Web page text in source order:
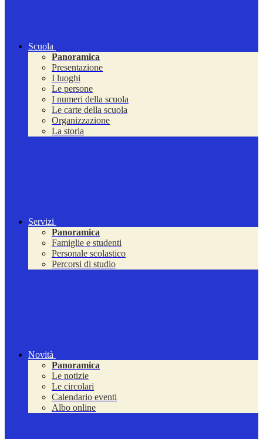
Scuola
Panoramica
Presentazione
I luoghi
Le persone
I numeri della scuola
Le carte della scuola
Organizzazione
La storia
Servizi
Panoramica
Famiglie e studenti
Personale scolastico
Percorsi di studio
Novità
Panoramica
Le notizie
Le circolari
Calendario eventi
Albo online